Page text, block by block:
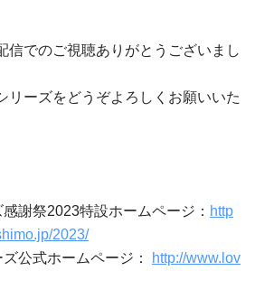
信でのご視聴ありがとうございまし
リーズをどうぞよろしくお願いいた
謝祭2023特設ホームページ： http
2023/
公式ホームページ：
http://www.lov